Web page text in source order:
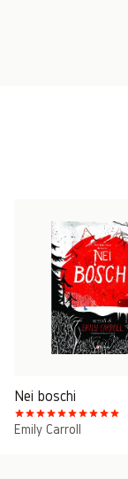
Nei boschi
Emily Carroll